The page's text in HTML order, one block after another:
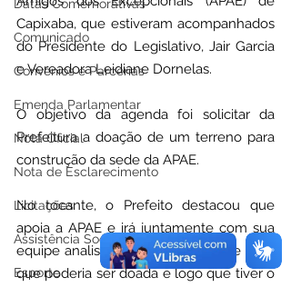
Datas Comemorativas
Comunicado
Convênios e Parcerias
Emenda Parlamentar
Nota Oficial
Nota de Esclarecimento
Licitações
Assistência Social
Esporte
Capixaba, que estiveram acompanhados
do Presidente do Legislativo, Jair Garcia
e Vereadora Leidiane Dornelas.
O objetivo da agenda foi solicitar da
Prefeitura a doação de um terreno para
construção da sede da APAE.
No tocante, o Prefeito destacou que
apoia a APAE e irá juntamente com sua
equipe analisar qual seria a área de terra
que poderia ser doada e logo que tiver o